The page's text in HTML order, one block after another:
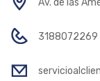
Av. de las
3188072269